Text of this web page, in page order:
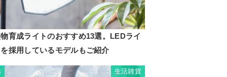
育成ライトのおすすめ13選。LEDライ
採用しているモデルもご紹介
生活雑貨